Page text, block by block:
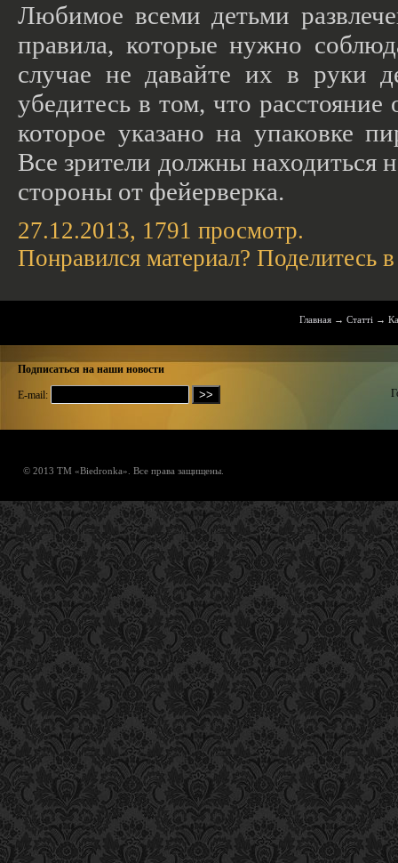
Любимое всеми детьми
правила, которые нужно
случае не давайте их в руки
убедитесь в том, что
которое указано на упаковке
Все зрители должны находиться
стороны от фейерверка.
27.12.2013, 1791 просмотр.
Понравился материал? Поделитесь в
Главная →Статті →
Подписаться на наши новости
E-mail:
© 2013 ТМ «Biedronka». Все права защищены.